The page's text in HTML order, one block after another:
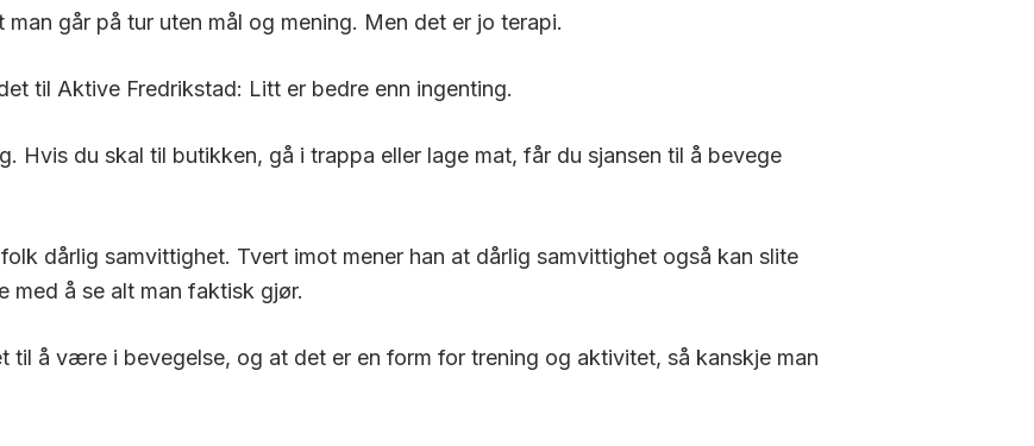
går på tur uten mål og mening. Men det er jo terapi.
til Aktive Fredrikstad: Litt er bedre enn ingenting.
Hvis du skal til butikken, gå i trappa eller lage mat, får du sjansen til å bevege
dårlig samvittighet. Tvert imot mener han at dårlig samvittighet også kan slite
med å se alt man faktisk gjør.
til å være i bevegelse, og at det er en form for trening og aktivitet, så kanskje man